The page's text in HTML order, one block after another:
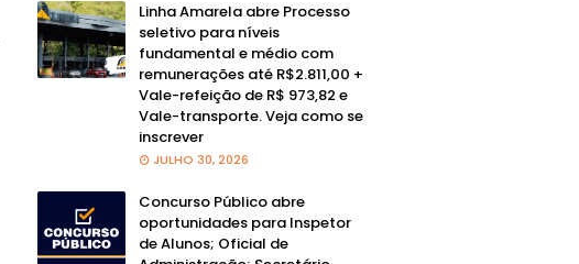
Linha Amarela abre Processo
seletivo para níveis
fundamental e médio com
remunerações até R$2.811,00 +
Vale-refeição de R$ 973,82 e
Vale-transporte. Veja como se
inscrever
JULHO 30, 2026
Concurso Público abre
oportunidades para Inspetor
de Alunos; Oficial de